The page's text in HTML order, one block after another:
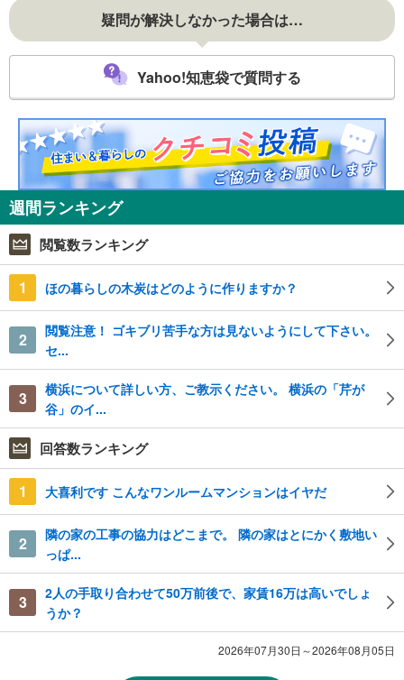
疑問が解決しなかった場合は…
Yahoo!知恵袋で質問する
週間ランキング
閲覧数ランキング
1 ほの暮らしの木炭はどのように作りますか？
2
閲覧注意！ ゴキブリ苦手な方は見ないようにして下さい。
セ...
3
横浜について詳しい方、ご教示ください。 横浜の「芹が
谷」のイ...
回答数ランキング
1 大喜利です こんなワンルームマンションはイヤだ
2
隣の家の工事の協力はどこまで。 隣の家はとにかく敷地い
っぱ...
3
2人の手取り合わせて50万前後で、家賃16万は高いでしょ
うか？
2026年07月30日～2026年08月05日